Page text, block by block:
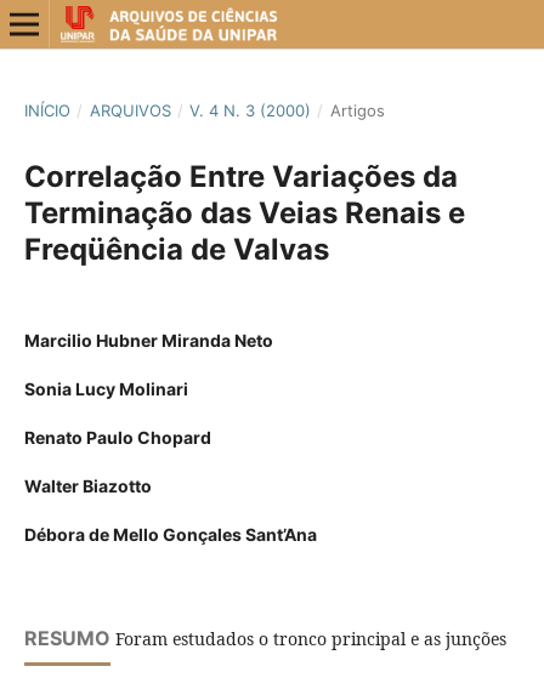
INÍCIO / ARQUIVOS / V. 4 N. 3 (2000) / Artigos
Correlação Entre Variações da
Terminação das Veias Renais e
Freqüência de Valvas
Marcilio Hubner Miranda Neto
Sonia Lucy Molinari
Renato Paulo Chopard
Walter Biazotto
Débora de Mello Gonçales Sant’Ana
RESUMO Foram estudados o tronco principal e as junções